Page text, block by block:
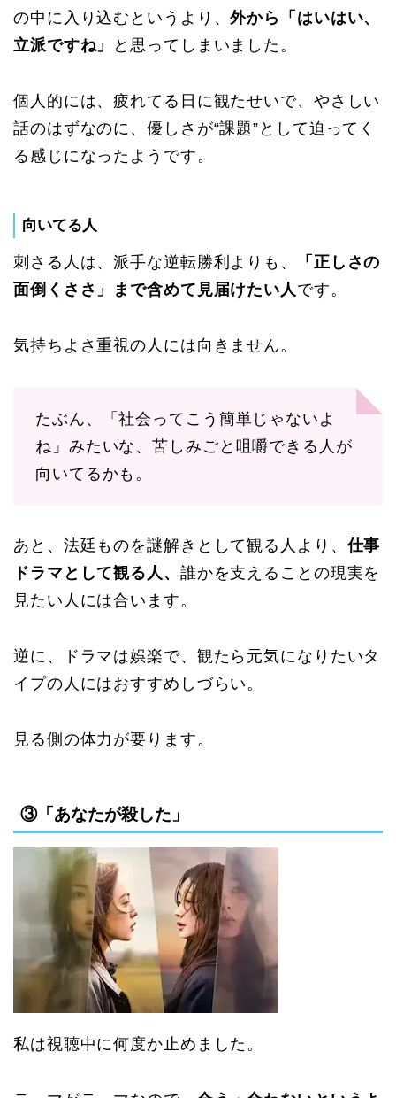
の中に入り込むというより、外から「はいはい、
立派ですね」
と思ってしまいました。
個人的には、疲れてる日に観たせいで、やさしい
話のはずなのに、優しさが“課題”として迫ってく
る感じになったようです。
向いてる人
刺さる人は、派手な逆転勝利よりも、
「正しさの
面倒くささ」まで含めて見届けたい人です。
気持ちよさ重視の人には向きません。
たぶん、「社会ってこう簡単じゃないよ
ね」みたいな、苦しみごと咀嚼できる人が
向いてるかも。
あと、法廷ものを謎解きとして観る人より、仕事
ドラマとして観る人、 誰かを支えることの現実を
見たい人には合います。
逆に、ドラマは娯楽で、観たら元気になりたいタ
イプの人にはおすすめしづらい。
見る側の体力が要ります。
③「あなたが殺した」
私は視聴中に何度か止めました。